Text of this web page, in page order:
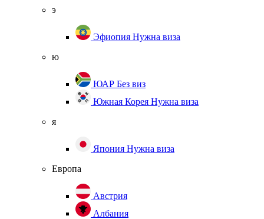
э
Эфиопия Нужна виза
ю
ЮАР Без виз
Южная Корея Нужна виза
я
Япония Нужна виза
Европа
Австрия
Албания